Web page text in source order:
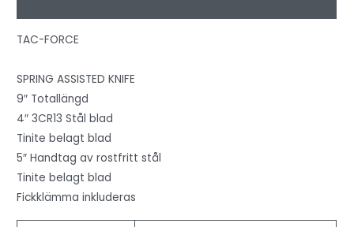
TAC-FORCE
SPRING ASSISTED KNIFE
9″ Totallängd
4″ 3CR13 Stål blad
Tinite belagt blad
5″ Handtag av rostfritt stål
Tinite belagt blad
Fickklämma inkluderas